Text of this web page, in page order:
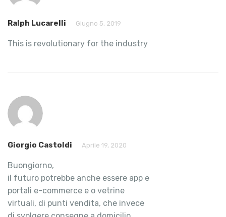
Ralph Lucarelli Giugno 5, 2019
This is revolutionary for the industry
Giorgio Castoldi Aprile 19, 2020
Buongiorno,
il futuro potrebbe anche essere app e
portali e-commerce e o vetrine
virtuali, di punti vendita, che invece